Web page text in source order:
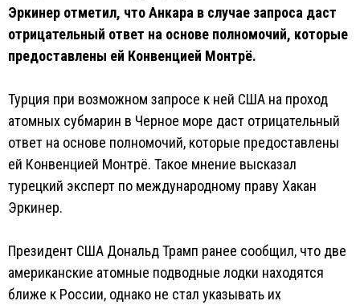
Эркинер отметил, что Анкара в случае запроса даст
отрицательный ответ на основе полномочий, которые
предоставлены ей Конвенцией Монтрё.
Турция при возможном запросе к ней США на проход
атомных субмарин в Черное море даст отрицательный
ответ на основе полномочий, которые предоставлены
ей Конвенцией Монтрё. Такое мнение высказал
турецкий эксперт по международному праву Хакан
Эркинер.
Президент США Дональд Трамп ранее сообщил, что две
американские атомные подводные лодки находятся
ближе к России, однако не стал указывать их